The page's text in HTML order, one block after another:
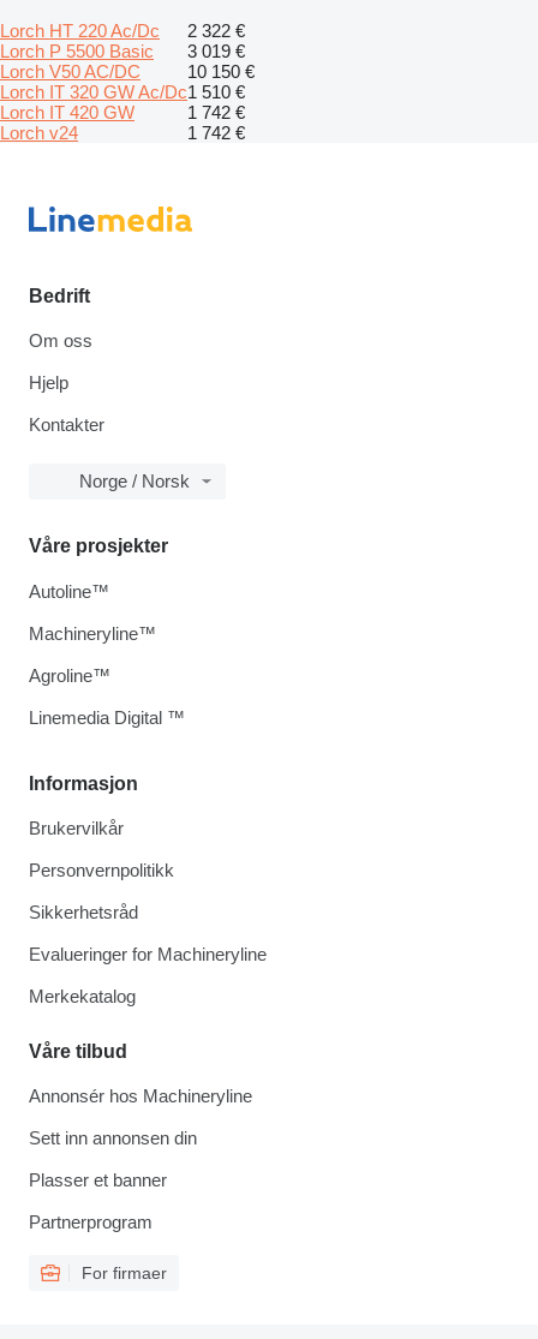
Lorch HT 220 Ac/Dc
2 322 €
Lorch P 5500 Basic
3 019 €
Lorch V50 AC/DC
10 150 €
Lorch IT 320 GW Ac/Dc1 510 €
Lorch IT 420 GW
1 742 €
Lorch v24
1 742 €
Bedrift
Om oss
Hjelp
Kontakter
Norge / Norsk
Informasjon
Brukervilkår
Personvernpolitikk
Sikkerhetsråd
Evalueringer for Machineryline
Merkekatalog
Våre tilbud
Annonsér hos Machineryline
Sett inn annonsen din
Plasser et banner
Partnerprogram
For firmaer
Våre prosjekter
Autoline™
Machineryline™
Agroline™
Linemedia Digital ™